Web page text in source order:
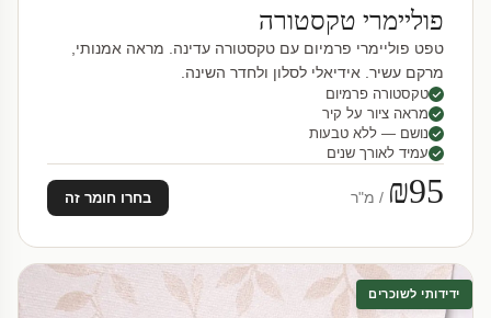
פוליימרי טקסטורה
טפט פוליימרי פרמיום עם טקסטורה עדינה. מראה אמנותי,
מרקם עשיר. אידיאלי לסלון ולחדר השינה.
טקסטורה פרמיום
מראה ציור על קיר
נושם — ללא טבעות
עמיד לאורך שנים
₪95 / מ"ר בחרו חומר זה
ידידותי לשוכרים